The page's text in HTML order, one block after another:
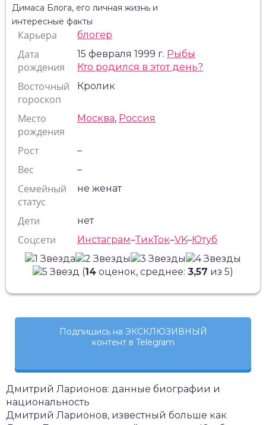
Карьера блогер
Дата
рождения
15 февраля 1999 г. Рыбы
Кто родился в этот день?
Восточный
гороскоп
Кролик
Место
рождения
Москва, Россия
Рост –
Вес –
Семейный
статус
не женат
Дети нет
Соцсети Инстаграм–ТикТок–VK–Ютуб
(14 оценок, среднее: 3,57 из 5)
Подпишись на ЭКСКЛЮЗИВНЫЙ
контент в Telegram
Дмитрий Ларионов: данные биографии и
национальность
Дмитрий Ларионов, известный больше как